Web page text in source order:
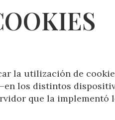
la utilización de
los distintos
que la implementó